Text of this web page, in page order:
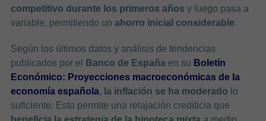
competitivo durante los primeros años y luego pasa a
variable, permitiendo un ahorro inicial considerable.
Según los últimos datos y análisis de tendencias
publicados por el
Banco de Españaen su Boletín
Económico: Proyecciones macroeconómicas de la
economía española, la inflación se ha moderado lo
suficiente. Esto permite una relajación crediticia que